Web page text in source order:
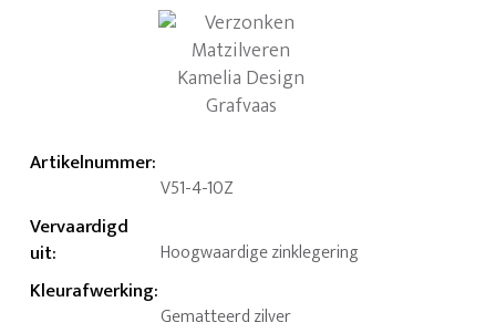
Artikelnummer:
V51-4-10Z
Vervaardigd
uit: Hoogwaardige zinklegering
Kleurafwerking:
Gematteerd zilver